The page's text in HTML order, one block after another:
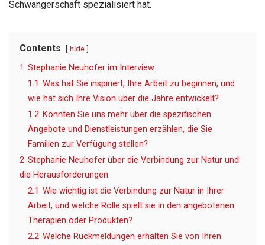
Schwangerschaft spezialisiert hat.
Contents hide
1 Stephanie Neuhofer im Interview
1.1 Was hat Sie inspiriert, Ihre Arbeit zu beginnen, und
wie hat sich Ihre Vision über die Jahre entwickelt?
1.2 Könnten Sie uns mehr über die spezifischen
Angebote und Dienstleistungen erzählen, die Sie
Familien zur Verfügung stellen?
2 Stephanie Neuhofer über die Verbindung zur Natur und
die Herausforderungen
2.1 Wie wichtig ist die Verbindung zur Natur in Ihrer
Arbeit, und welche Rolle spielt sie in den angebotenen
Therapien oder Produkten?
2.2 Welche Rückmeldungen erhalten Sie von Ihren